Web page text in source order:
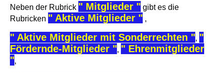
Neben der Rubrick " Mitglieder " gibt es die
Rubricken " Aktive Mitglieder " ,
" Aktive Mitglieder mit Sonderrechten ", "
Fördernde-Mitglieder ", " Ehrenmitglieder
",